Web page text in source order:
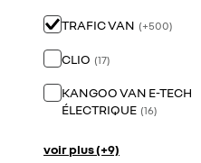
TRAFIC VAN (+500)
CLIO (17)
KANGOO VAN E-TECH
ÉLECTRIQUE (16)
voir plus (+9)